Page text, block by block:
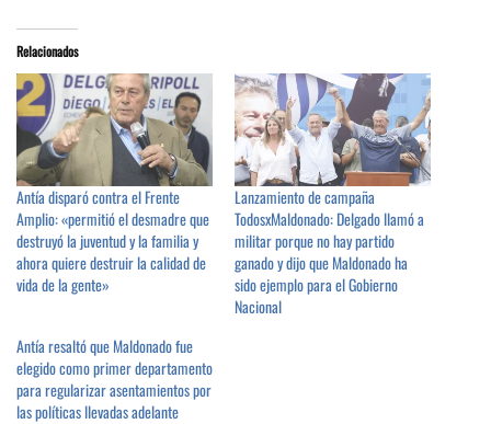
Relacionados
Antía disparó contra el Frente
Amplio: «permitió el desmadre que
destruyó la juventud y la familia y
ahora quiere destruir la calidad de
vida de la gente»
Lanzamiento de campaña
TodosxMaldonado: Delgado llamó a
militar porque no hay partido
ganado y dijo que Maldonado ha
sido ejemplo para el Gobierno
Nacional
Antía resaltó que Maldonado fue
elegido como primer departamento
para regularizar asentamientos por
las políticas llevadas adelante